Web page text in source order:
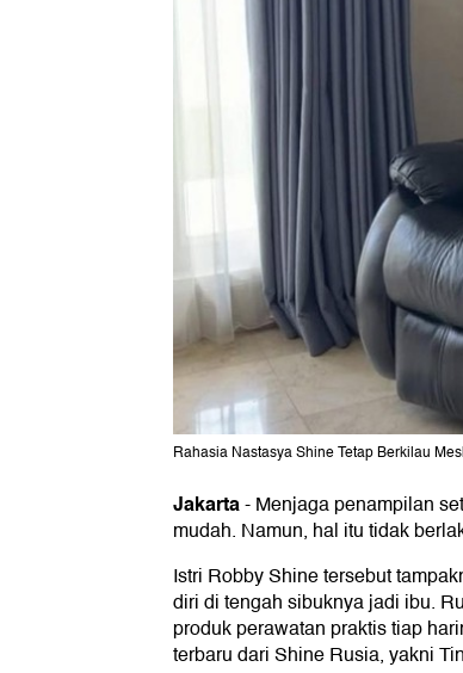
Rahasia Nastasya Shine Tetap Berkilau
Jakarta-Menjaga penampilan
mudah. Namun, hal itu tidak
Istri Robby Shine tersebut
diri di tengah sibuknya jadi ibu.
produk perawatan praktis tiap
terbaru dari Shine Rusia, yakni